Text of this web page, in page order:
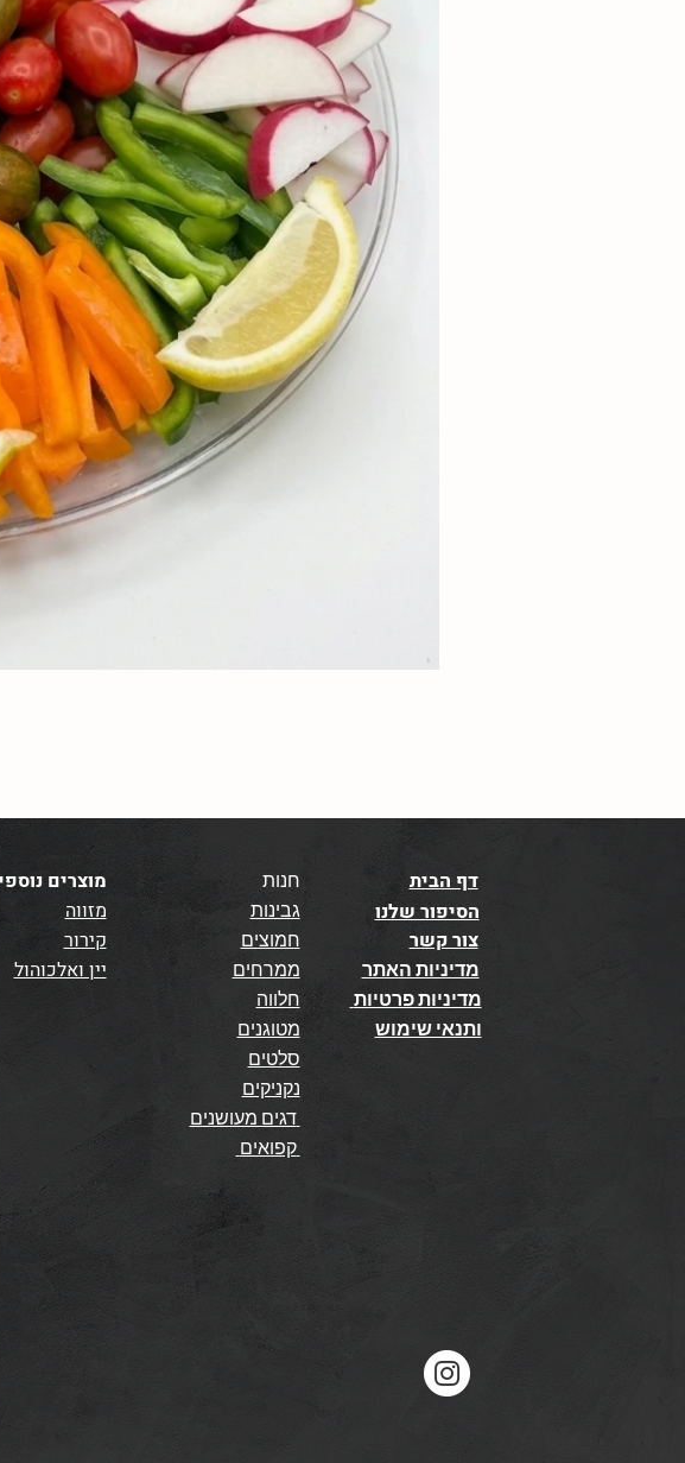
מוצרים
מזווה
קירור
יין ואלכוהול
חנות
גבינות
חמוצים
ממרחים
חלווה
מטוגנים
סלטים
נקניקים
דגים מעושנים
קפואים
דף הבית
הסיפור שלנו
צור קשר
מדיניות האתר
ותנאי שימוש